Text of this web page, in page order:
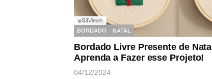
◉53Views
BORDADO
NATAL
Bordado Livre Presente de
Aprenda a Fazer esse Projeto!
04/12/2024